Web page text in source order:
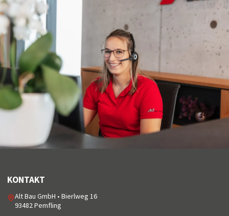
KONTAKT
Alt Bau GmbH • Bierlweg 16
93482 Pemfling